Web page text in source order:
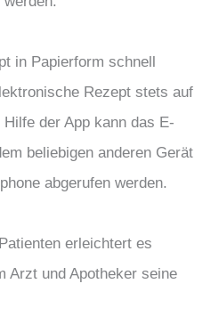
in Papierform schnell
Rezept stets auf
der App kann das E-
beliebigen anderen Gerät
abgerufen werden.
erleichtert es
Arzt und Apotheker seine